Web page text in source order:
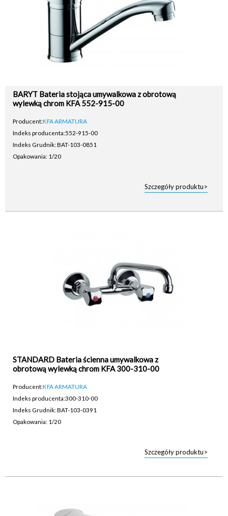
BARYT Bateria stojąca umywalkowa z obrotową
wylewką chrom KFA 552-915-00
Producent:KFA ARMATURA
Indeks producenta:552-915-00
Indeks Grudnik: BAT-103-0851
Opakowania: 1/20
Szczegóły produktu>
STANDARD Bateria ścienna umywalkowa z
obrotową wylewką chrom KFA 300-310-00
Producent:KFA ARMATURA
Indeks producenta:300-310-00
Indeks Grudnik: BAT-103-0391
Opakowania: 1/20
Szczegóły produktu>